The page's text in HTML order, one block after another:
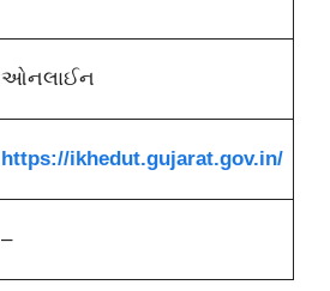
ઓનલાઈન
https://ikhedut.gujarat.gov.in/
–